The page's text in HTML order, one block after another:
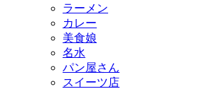
ラーメン
カレー
美食娘
名水
パン屋さん
スイーツ店